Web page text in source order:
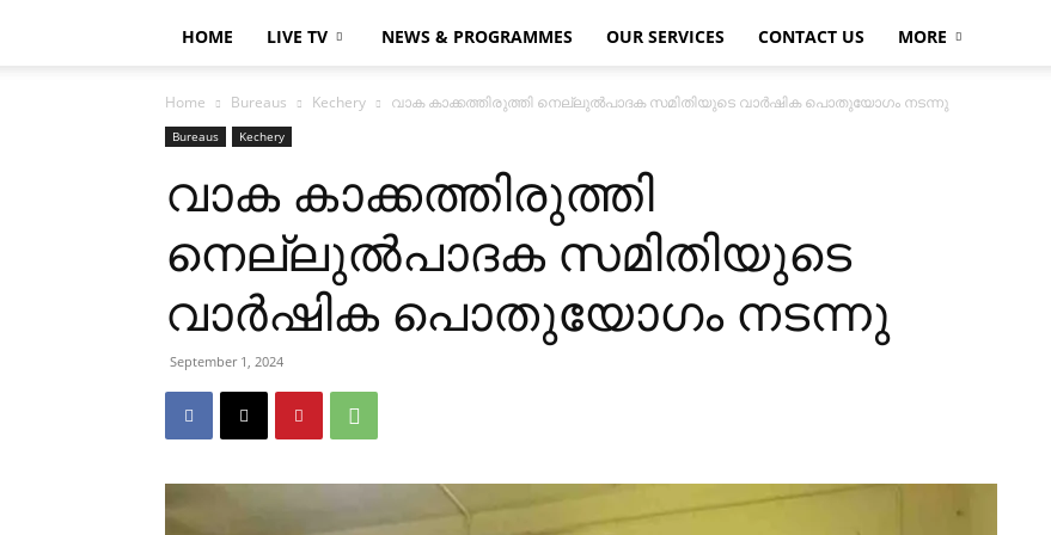
HOME LIVE TV NEWS & PROGRAMMES OUR SERVICES CONTACT US MORE
Home Bureaus Kechery വാക കാക്കത്തിരുത്തി നെല്ലുല്‍പാദക സമിതിയുടെ വാര്‍ഷിക പൊതുയോഗം നടന്നു
Bureaus Kechery
വാക കാക്കത്തിരുത്തി
നെല്ലുല്‍പാദക സമിതിയുടെ
വാര്‍ഷിക പൊതുയോഗം നടന്നു
September 1, 2024